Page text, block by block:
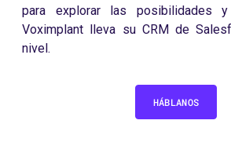
para explorar las posibilidades
Voximplant lleva su CRM de
nivel.
HÁBLANOS